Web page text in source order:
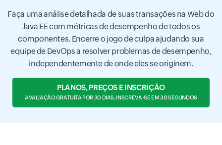
Faça uma análise detalhada de suas transações na Web do
Java EE com métricas de desempenho de todos os
componentes. Encerre o jogo de culpa ajudando sua
equipe de DevOps a resolver problemas de desempenho,
independentemente de onde eles se originem.
PLANOS, PREÇOS E INSCRIÇÃO
AVALIAÇÃO GRATUITA POR 30 DIAS, INSCREVA-SE EM 30 SEGUNDOS